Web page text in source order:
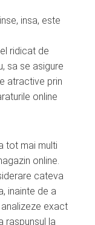
insa, este
ridicat de
sa se asigure
atractive prin
online
tot mai multi
online.
cateva
inainte de a
exact
raspunsul la